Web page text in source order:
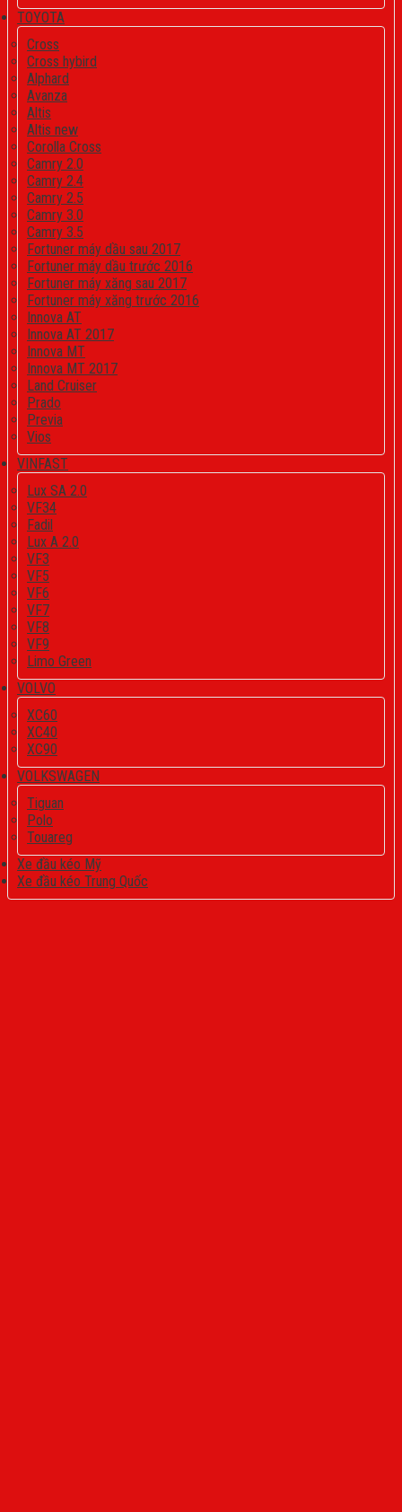
TOYOTA
Cross
Cross hybird
Alphard
Avanza
Altis
Altis new
Corolla Cross
Camry 2.0
Camry 2.4
Camry 2.5
Camry 3.0
Camry 3.5
Fortuner máy dầu sau 2017
Fortuner máy dầu trước 2016
Fortuner máy xăng sau 2017
Fortuner máy xăng trước 2016
Innova AT
Innova AT 2017
Innova MT
Innova MT 2017
Land Cruiser
Prado
Previa
Vios
VINFAST
Lux SA 2.0
VF34
Fadil
Lux A 2.0
VF3
VF5
VF6
VF7
VF8
VF9
Limo Green
VOLVO
XC60
XC40
XC90
VOLKSWAGEN
Tiguan
Polo
Touareg
Xe đầu kéo Mỹ
Xe đầu kéo Trung Quốc